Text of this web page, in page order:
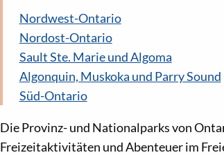
Nordwest-Ontario
Nordost-Ontario
Sault Ste. Marie und Algoma
Algonquin, Muskoka und Parry Sound
Süd-Ontario
Die Provinz- und Nationalparks von
Freizeitaktivitäten und Abenteuer im